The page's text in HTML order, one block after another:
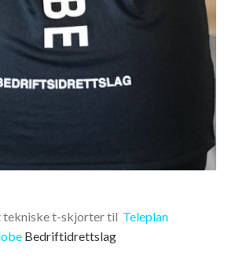
tekniske t-skjorter til Teleplan
Bedriftidrettslag